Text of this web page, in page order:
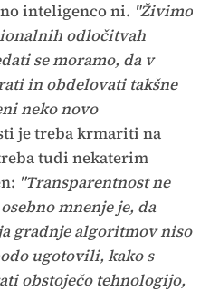
inteligenco ni. "Živimo
odločitvah
se moramo, da v
in obdelovati takšne
neko novo
je treba krmariti na
tudi nekaterim
"Transparentnost ne
mnenje je, da
gradnje algoritmov niso
ugotovili, kako s
obstoječo tehnologijo,